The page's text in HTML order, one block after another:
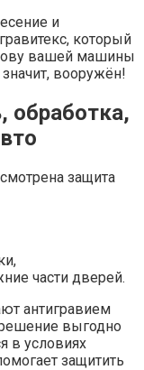
и
который
вашей машины
вооружён!
обработка,
защита
части дверей.
антигравием
выгодно
в условиях
защитить